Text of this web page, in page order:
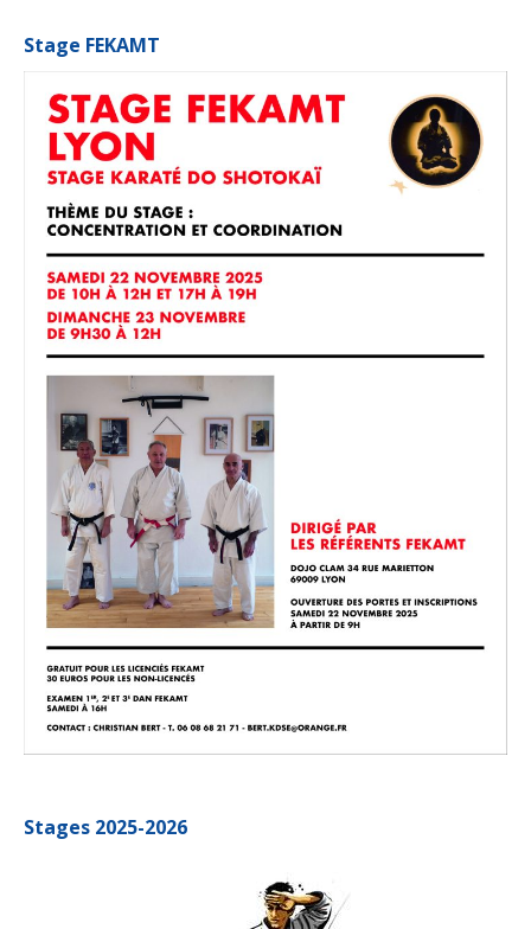
Stage FEKAMT
Stages 2025-2026